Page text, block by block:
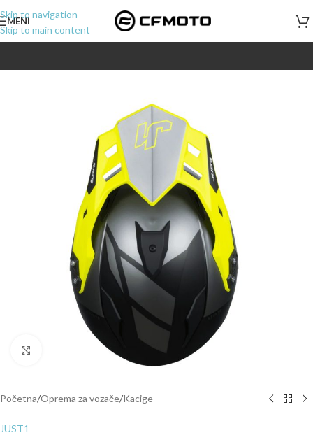
Skip to navigation
Skip to main content
MENI
Click to enlarge
Početna/Oprema za vozače/Kacige
JUST1